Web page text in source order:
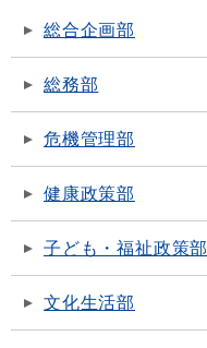
総合企画部
総務部
危機管理部
健康政策部
子ども・福祉政策部
文化生活部